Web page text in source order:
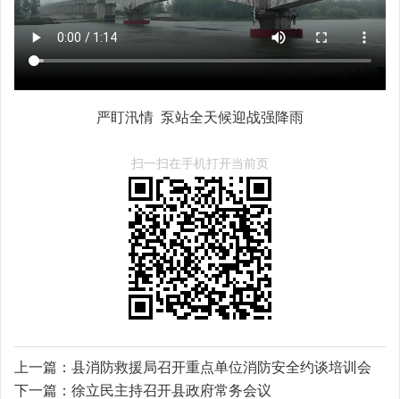
严盯汛情 泵站全天候迎战强降雨
扫一扫在手机打开当前页
上一篇： 县消防救援局召开重点单位消防安全约谈培训会
下一篇： 徐立民主持召开县政府常务会议